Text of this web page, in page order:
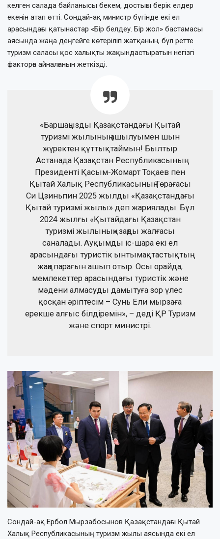
келген салада байланысы бекем, достығы берік елдер
екенін атап өтті. Сондай-ақ министр бүгінде екі ел
арасындағы қатынастар «Бір белдеу. Бір жол» бастамасы
аясында жаңа деңгейге көтеріліп жатқанын, бұл ретте
туризм саласы қос халықты жақындастыратын негізгі
факторға айналғанын жеткізді.
«Баршаңызды Қазақстандағы Қытай
туризмі жылының ашылуымен шын
жүректен құттықтаймын! Былтыр
Астанада Қазақстан Республикасының
Президенті Қасым-Жомарт Тоқаев пен
Қытай Халық Республикасының Төрағасы
Си Цзиньпин 2025 жылды «Қазақстандағы
Қытай туризмі жылы» деп жариялады. Бұл
2024 жылғы «Қытайдағы Қазақстан
туризмі жылының» заңды жалғасы
саналады. Ауқымды іс-шара екі ел
арасындағы туристік ынтымақтастықтың
жаңа парағын ашып отыр. Осы орайда,
мемлекеттер арасындағы туристік және
мәдени алмасуды дамытуға зор үлес
қосқан әріптесім – Сунь Ели мырзаға
ерекше алғыс білдіремін», – деді ҚР Туризм
және спорт министрі.
Сондай-ақ Ербол Мырзабосынов Қазақстандағы Қытай
Халық Республикасының туризм жылы аясында екі ел